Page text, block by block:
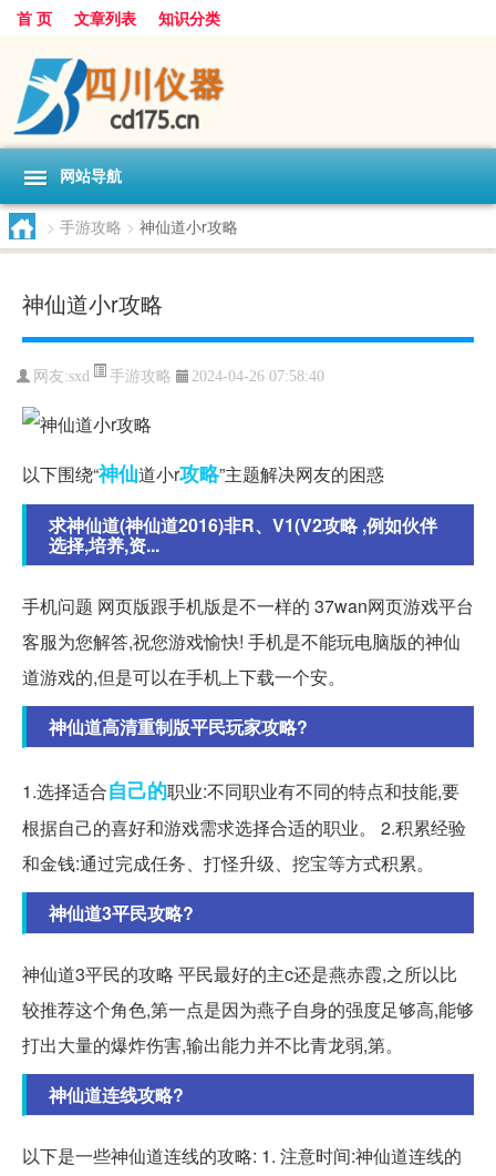
首 页 文章列表 知识分类
网站导航
> 手游攻略 > 神仙道小r攻略
神仙道小r攻略
网友:sxd 手游攻略 2024-04-26 07:58:40
以下围绕“神仙道小r攻略”主题解决网友的困惑
求神仙道(神仙道2016)非R、V1(V2攻略 ,例如伙伴
选择,培养,资...
手机问题 网页版跟手机版是不一样的 37wan网页游戏平台
客服为您解答,祝您游戏愉快! 手机是不能玩电脑版的神仙
道游戏的,但是可以在手机上下载一个安。
神仙道高清重制版平民玩家攻略?
1.选择适合自己的职业:不同职业有不同的特点和技能,要
根据自己的喜好和游戏需求选择合适的职业。 2.积累经验
和金钱:通过完成任务、打怪升级、挖宝等方式积累。
神仙道3平民攻略?
神仙道3平民的攻略 平民最好的主c还是燕赤霞,之所以比
较推荐这个角色,第一点是因为燕子自身的强度足够高,能够
打出大量的爆炸伤害,输出能力并不比青龙弱,第。
神仙道连线攻略?
以下是一些神仙道连线的攻略: 1. 注意时间:神仙道连线的